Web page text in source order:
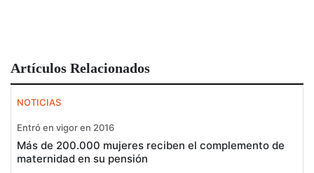
Artículos Relacionados
NOTICIAS
Entró en vigor en 2016
Más de 200.000 mujeres reciben el complemento de
maternidad en su pensión